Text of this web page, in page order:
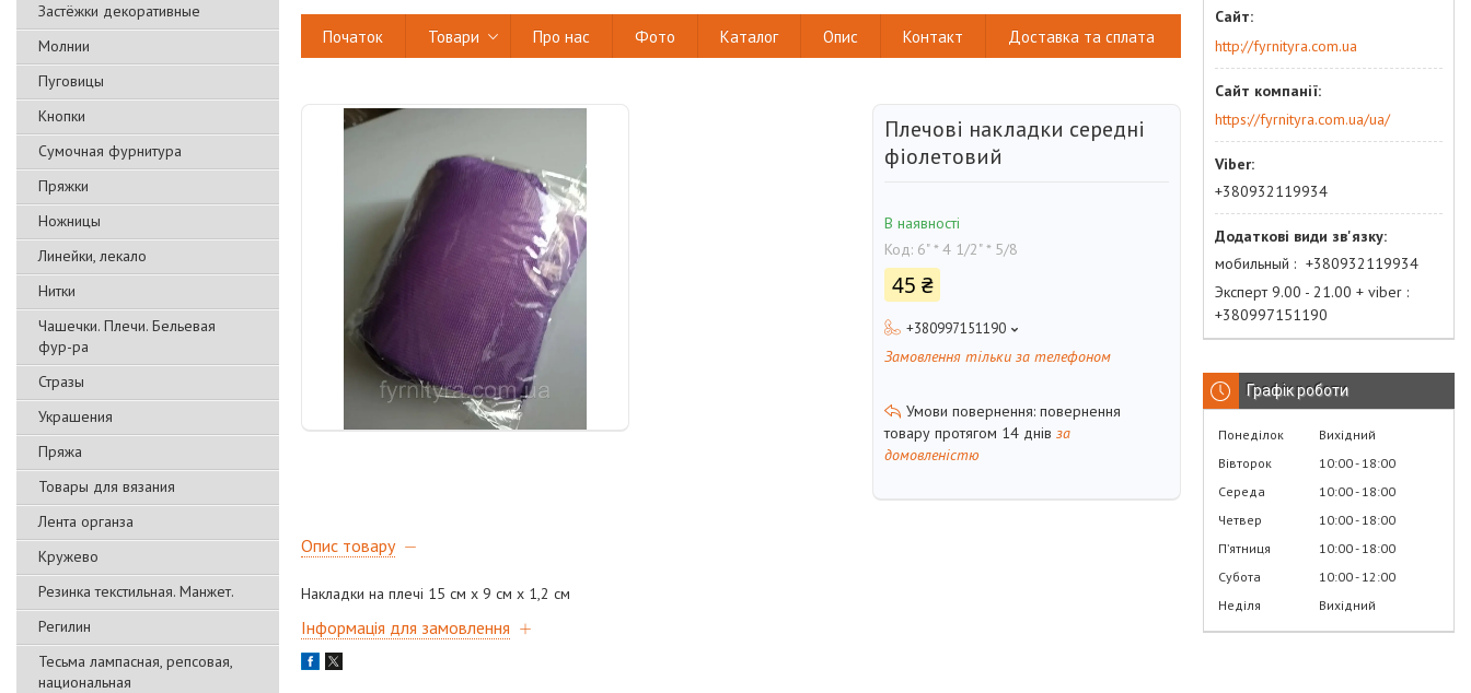
Застёжки декоративные
Молнии
Пуговицы
Кнопки
Сумочная фурнитура
Пряжки
Ножницы
Линейки, лекало
Нитки
Чашечки. Плечи. Бельевая
фур-ра
Стразы
Украшения
Пряжа
Товары для вязания
Лента органза
Кружево
Резинка текстильная. Манжет.
Регилин
Тесьма лампасная, репсовая,
национальная
Початок Товари Про нас Фото Каталог Опис Контакт Доставка та сплата
Плечові накладки середні
фіолетовий
В наявності
Код: 6" * 4 1/2" * 5/8
45 ₴
+380997151190
Замовлення тільки за телефоном
повернення
товару протягом 14 днів за
домовленістю
Опис товару
Накладки на плечі 15 см х 9 см х 1,2 см
Інформація для замовлення
http://fyrnityra.com.ua
https://fyrnityra.com.ua/ua/
+380932119934
мобильный
+380932119934
Эксперт 9.00 - 21.00 + viber
+380997151190
Графік роботи
Понеділок
Вихідний
Вівторок
10:00 18:00
Середа
10:00 18:00
Четвер
10:00 18:00
Пʼятниця
10:00 18:00
Субота
10:00 12:00
Неділя
Вихідний